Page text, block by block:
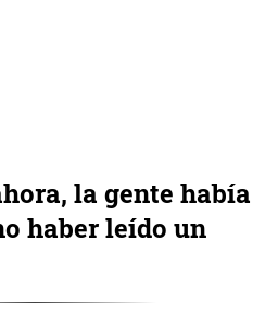
la gente había
haber leído un